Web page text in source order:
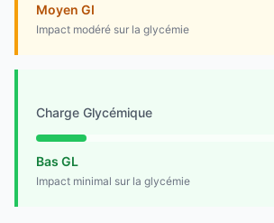
Moyen GI
Impact modéré sur la glycémie
Charge Glycémique
Bas GL
Impact minimal sur la glycémie